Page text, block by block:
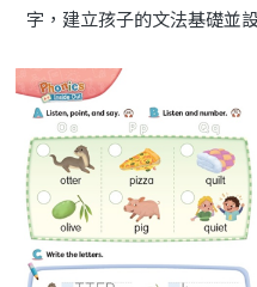
字，建立孩子的文法基礎並